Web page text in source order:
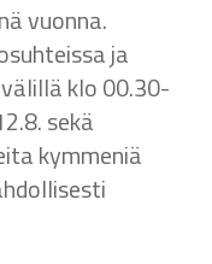
vuonna.
ja
klo 00.30-
sekä
kymmeniä